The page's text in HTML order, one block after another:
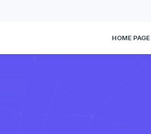
HOME PAGE